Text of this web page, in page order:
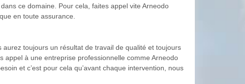
ce domaine. Pour cela, faites appel vite Arneodo
en toute assurance.
toujours un résultat de travail de qualité et toujours
à une entreprise professionnelle comme Arneodo
et c’est pour cela qu’avant chaque intervention, nous